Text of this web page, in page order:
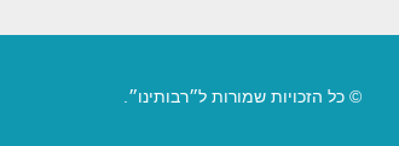
© כל הזכויות שמורות ל״רבותינו״.